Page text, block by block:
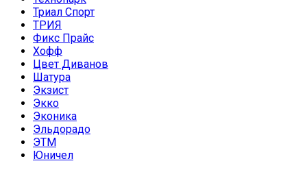
Триал Спорт
ТРИЯ
Фикс Прайс
Хофф
Цвет Диванов
Шатура
Экзист
Экко
Эконика
Эльдорадо
ЭТМ
Юничел